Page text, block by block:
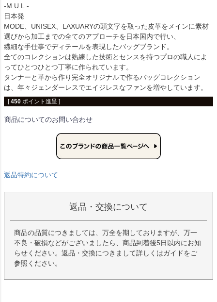
-M.U.L.-
日本発
MODE、UNISEX、LAXUARYの頭文字を取った皮革をメインに素材
選びから加工までの全てのアプローチを日本国内で行い、
繊細な手仕事でディテールを表現したバッグブランド。
全てのコレクションは熟練した技術とセンスを持つプロの職人によ
ってひとつひとつ丁寧に作られています。
タンナーと革から作り完全オリジナルで作るバッグコレクション
は、年々ジェンダーレスでエイジレスなファンを増やしています。
[ 450 ポイント進呈 ]
商品についてのお問い合わせ
返品特約について
返品・交換について
商品の品質につきましては、万全を期しておりますが、万一
不良・破損などがございましたら、商品到着後5日以内にお知
らせください。返品・交換につきまして詳しくはガイドをご
参照ください。